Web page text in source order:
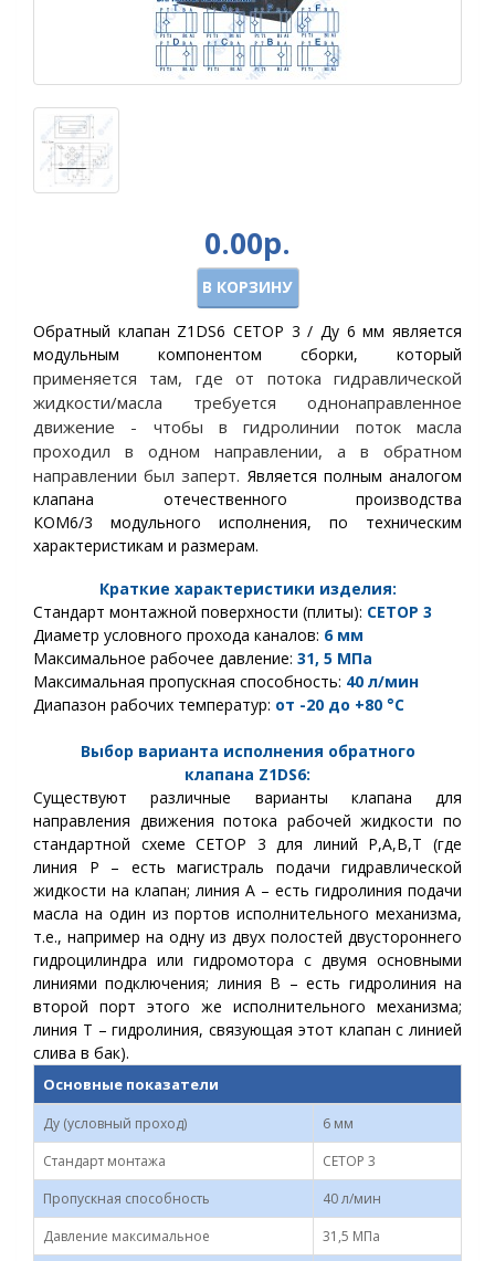
0.00р.
В КОРЗИНУ
Обратный клапан Z1DS6 CETOP 3 / Ду 6 мм является
модульным компонентом сборки, который
применяется там, где от потока гидравлической
жидкости/масла требуется однонаправленное
движение - чтобы в гидролинии поток масла
проходил в одном направлении, а в обратном
направлении был заперт. Является полным аналогом
клапана отечественного производства
КОМ6/3 модульного исполнения, по техническим
характеристикам и размерам.
Краткие характеристики изделия:
Стандарт монтажной поверхности (плиты): CETOP 3
Диаметр условного прохода каналов: 6 мм
Максимальное рабочее давление: 31, 5 МПа
Максимальная пропускная способность: 40 л/мин
Диапазон рабочих температур: от -20 до +80 °С
Выбор варианта исполнения обратного
клапана Z1DS6:
Существуют различные варианты клапана для
направления движения потока рабочей жидкости по
стандартной схеме CETOP 3 для линий Р,А,В,Т (где
линия Р – есть магистраль подачи гидравлической
жидкости на клапан; линия А – есть гидролиния подачи
масла на один из портов исполнительного механизма,
т.е., например на одну из двух полостей двустороннего
гидроцилиндра или гидромотора с двумя основными
линиями подключения; линия В – есть гидролиния на
второй порт этого же исполнительного механизма;
линия Т – гидролиния, связующая этот клапан с линией
слива в бак).
Основные показатели
Ду (условный проход)
6 мм
Стандарт монтажа
CETOP 3
Пропускная способность
40 л/мин
Давление максимальное
31,5 МПа